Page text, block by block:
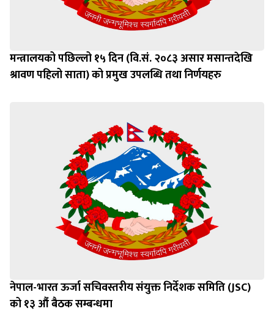
मन्त्रालयको पछिल्लो १५ दिन (वि.सं. २०८३ असार मसान्तदेखि
श्रावण पहिलो साता) को प्रमुख उपलब्धि तथा निर्णयहरु
नेपाल-भारत ऊर्जा सचिवस्तरीय संयुक्त निर्देशक समिति (JSC)
को १३ औं बैठक सम्बन्धमा